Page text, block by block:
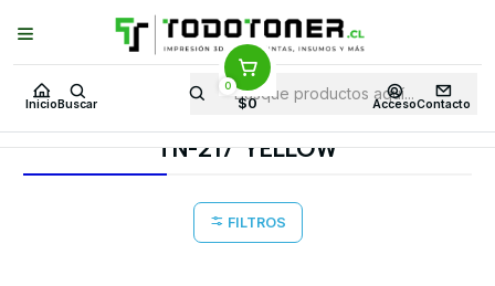
Inicio Buscar
0
$0 AccesoContacto
Puedes Elegir: Comprar enTienda· Despachoa Todo Chile · Retiro en
Tienda en24 Horas
Inicio Toner y tambor Toner Alternativo BROTHER
Insumos BROTHER TN-217 YELLOW
TN-217 YELLOW
FILTROS